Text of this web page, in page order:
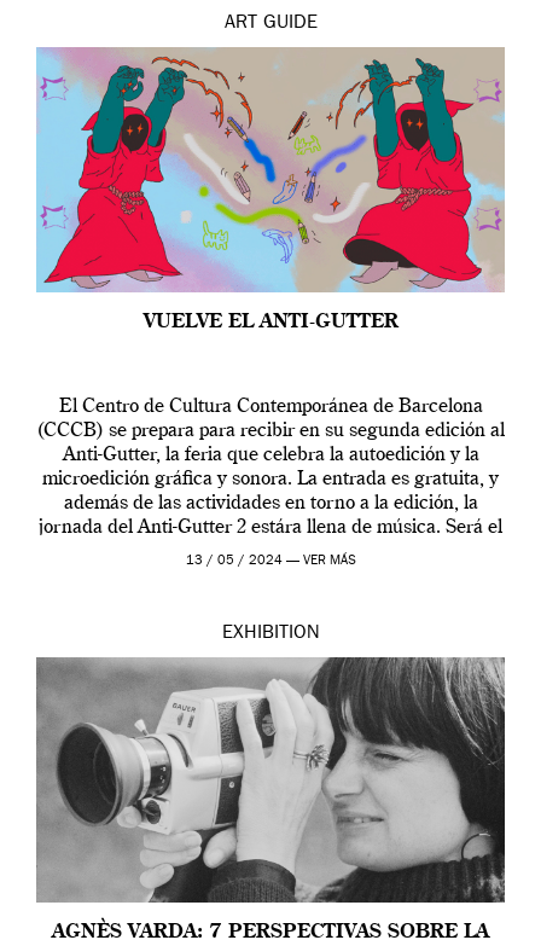
ART GUIDE
VUELVE EL ANTI-GUTTER
El Centro de Cultura Contemporánea de Barcelona
(CCCB) se prepara para recibir en su segunda edición al
Anti-Gutter, la feria que celebra la autoedición y la
microedición gráfica y sonora. La entrada es gratuita, y
además de las actividades en torno a la edición, la
jornada del Anti-Gutter 2 estára llena de música. Será el
[…]
13 / 05 / 2024 — VER MÁS
EXHIBITION
AGNÈS VARDA: 7 PERSPECTIVAS SOBRE LA